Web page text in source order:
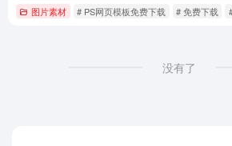
图片素材 # PS网页模板免费下载 # 免费下载
没有了